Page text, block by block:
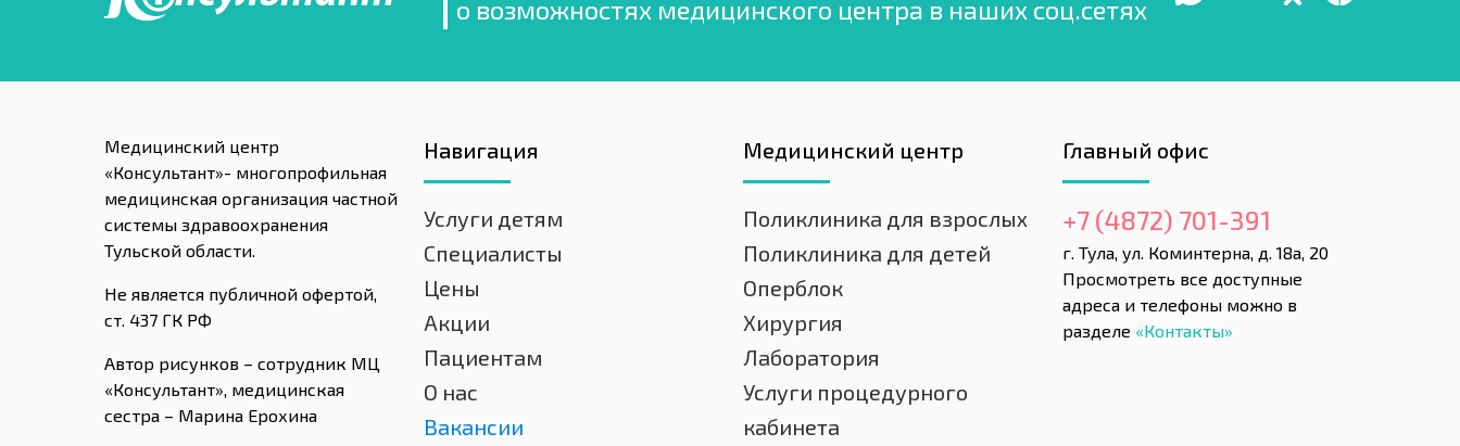
о возможностях медицинского центра в наших соц.сетях
Медицинский центр
«Консультант»- многопрофильная
медицинская организация частной
системы здравоохранения
Тульской области.
Не является публичной офертой,
ст. 437 ГК РФ
Автор рисунков – сотрудник МЦ
«Консультант», медицинская
сестра – Марина Ерохина
Навигация
Услуги детям
Специалисты
Цены
Акции
Пациентам
О нас
Вакансии
Медицинский центр
Поликлиника для взрослых
Поликлиника для детей
Оперблок
Хирургия
Лаборатория
Услуги процедурного
кабинета
Главный офис
+7 (4872) 701-391
г. Тула, ул. Коминтерна, д. 18а, 20
Просмотреть все доступные
адреса и телефоны можно в
разделе «Контакты»